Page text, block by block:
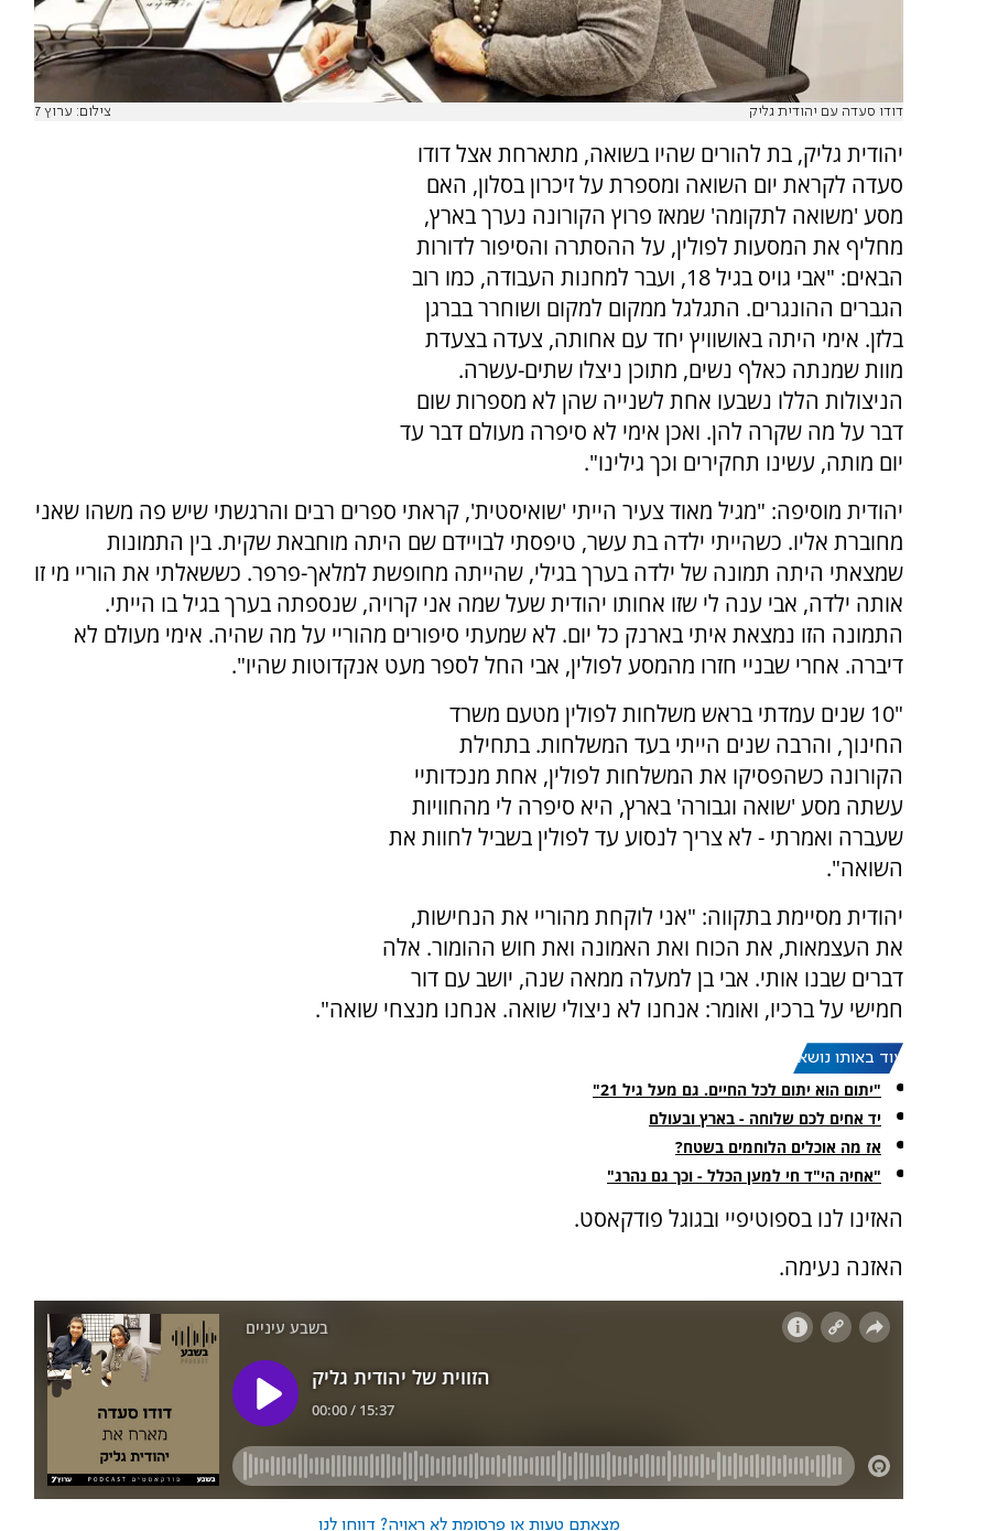
דודו סעדה עם יהודית גליק צילום: ערוץ 7
יהודית גליק, בת להורים שהיו בשואה, מתארחת אצל דודו
סעדה לקראת יום השואה ומספרת על זיכרון בסלון, האם
מסע 'משואה לתקומה' שמאז פרוץ הקורונה נערך בארץ,
מחליף את המסעות לפולין, על ההסתרה והסיפור לדורות
הבאים: "אבי גויס בגיל 18, ועבר למחנות העבודה, כמו רוב
הגברים ההונגרים. התגלגל ממקום למקום ושוחרר בברגן
בלזן. אימי היתה באושוויץ יחד עם אחותה, צעדה בצעדת
מוות שמנתה כאלף נשים, מתוכן ניצלו שתים-עשרה.
הניצולות הללו נשבעו אחת לשנייה שהן לא מספרות שום
דבר על מה שקרה להן. ואכן אימי לא סיפרה מעולם דבר עד
יום מותה, עשינו תחקירים וכך גילינו".
יהודית מוסיפה: "מגיל מאוד צעיר הייתי 'שואיסטית', קראתי ספרים רבים והרגשתי שיש פה משהו שאני
מחוברת אליו. כשהייתי ילדה בת עשר, טיפסתי לבויידם שם היתה מוחבאת שקית. בין התמונות
שמצאתי היתה תמונה של ילדה בערך בגילי, שהייתה מחופשת למלאך-פרפר. כששאלתי את הוריי מי זו
אותה ילדה, אבי ענה לי שזו אחותו יהודית שעל שמה אני קרויה, שנספתה בערך בגיל בו הייתי.
התמונה הזו נמצאת איתי בארנק כל יום. לא שמעתי סיפורים מהוריי על מה שהיה. אימי מעולם לא
דיברה. אחרי שבניי חזרו מהמסע לפולין, אבי החל לספר מעט אנקדוטות שהיו".
"10
שנים עמדתי בראש משלחות לפולין מטעם משרד
החינוך, והרבה שנים הייתי בעד המשלחות. בתחילת
הקורונה כשהפסיקו את המשלחות לפולין, אחת מנכדותיי
עשתה מסע 'שואה וגבורה' בארץ, היא סיפרה לי מהחוויות
שעברה ואמרתי - לא צריך לנסוע עד לפולין בשביל לחוות את
השואה".
יהודית מסיימת בתקווה: "אני לוקחת מהוריי את הנחישות,
את העצמאות, את הכוח ואת האמונה ואת חוש ההומור. אלה
דברים שבנו אותי. אבי בן למעלה ממאה שנה, יושב עם דור
חמישי על ברכיו, ואומר: אנחנו לא ניצולי שואה. אנחנו מנצחי שואה".
עוד באותו נושא:
"יתום הוא יתום לכל החיים. גם מעל גיל 21"
יד אחים לכם שלוחה - בארץ ובעולם
אז מה אוכלים הלוחמים בשטח?
"אחיה הי"ד חי למען הכלל - וכך גם נהרג"
האזינו לנו בספוטיפיי ובגוגל פודקאסט.
האזנה נעימה.
מצאתם טעות או פרסומת לא ראויה? דווחו לנו